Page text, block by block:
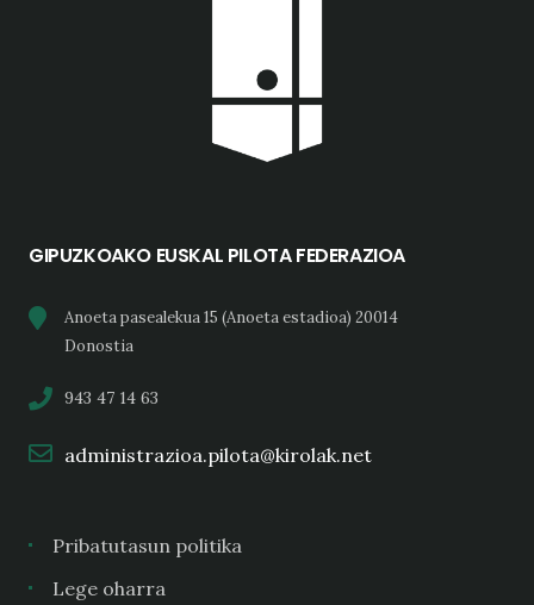
GIPUZKOAKO EUSKAL PILOTA FEDERAZIOA
Anoeta pasealekua 15 (Anoeta estadioa) 20014
Donostia
943 47 14 63
administrazioa.pilota@kirolak.net
Pribatutasun politika
Lege oharra